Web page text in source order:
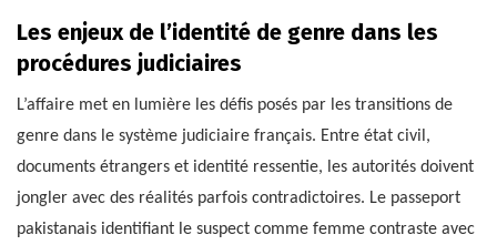
Les enjeux de l’identité de genre dans les
procédures judiciaires
L’affaire met en lumière les défis posés par les transitions de
genre dans le système judiciaire français. Entre état civil,
documents étrangers et identité ressentie, les autorités doivent
jongler avec des réalités parfois contradictoires. Le passeport
pakistanais identifiant le suspect comme femme contraste avec